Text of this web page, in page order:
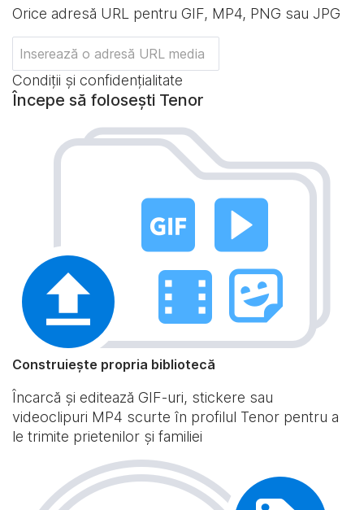
Orice adresă URL pentru GIF, MP4, PNG sau JPG
Condiții și confidențialitate
Începe să folosești Tenor
Construiește propria bibliotecă
Încarcă și editează GIF-uri, stickere sau
videoclipuri MP4 scurte în profilul Tenor pentru a
le trimite prietenilor și familiei